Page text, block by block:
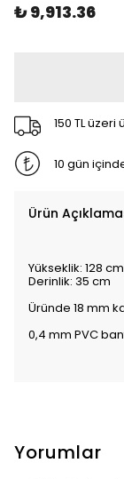
₺ 9,913.36
150 TL
10 gün
Ürün
Yükseklik: 128
Derinlik: 35 cm
Üründe 18 mm
0,4 mm PVC
Yorumlar